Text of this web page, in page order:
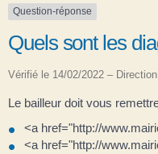
Question-réponse
Quels sont les
Vérifié le 14/02/2022 –
Le bailleur doit vous
<a href="http://
<a href="http://